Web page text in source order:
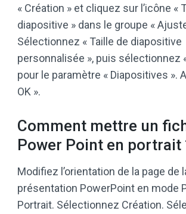
« Création » et cliquez sur l’icône «
diapositive » dans le groupe «
Sélectionnez « Taille de diapositive
personnalisée », puis sélectionnez
pour le paramètre « Diapositives ».
OK ».
Comment mettre un
Power Point en portrait
Modifiez l’orientation de la page de
présentation PowerPoint en mode
Portrait. Sélectionnez Création.